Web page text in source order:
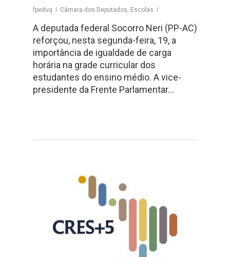
fpeduq Câmara dos Deputados, Escolas
A deputada federal Socorro Neri (PP-AC)
reforçou, nesta segunda-feira, 19, a
importância de igualdade de carga
horária na grade curricular dos
estudantes do ensino médio. A vice-
presidente da Frente Parlamentar…